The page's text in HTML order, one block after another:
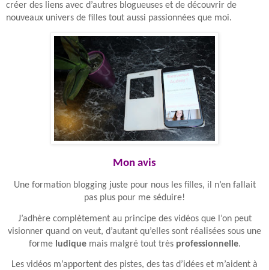
créer des liens avec d’autres blogueuses et de découvrir de
nouveaux univers de filles tout aussi passionnées que moi.
Mon avis
Une formation blogging juste pour nous les filles, il n’en fallait
pas plus pour me séduire!
J’adhère complètement au principe des vidéos que l’on peut
visionner quand on veut, d’autant qu’elles sont réalisées sous une
forme ludiquemais malgré tout trèsprofessionnelle.
Les vidéos m’apportent des pistes, des tas d’idées et m’aident à